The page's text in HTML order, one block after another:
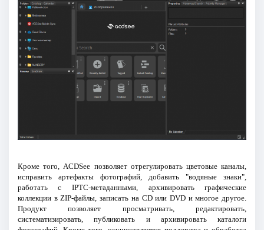
Кроме того, ACDSee позволяет отрегулировать цветовые каналы,
исправить артефакты фотографий, добавить "водяные знаки",
работать с IPTC-метаданными, архивировать графические
коллекции в ZIP-файлы, записать на CD или DVD и многое другое.
Продукт позволяет просматривать, редактировать,
систематизировать, публиковать и архивировать каталоги